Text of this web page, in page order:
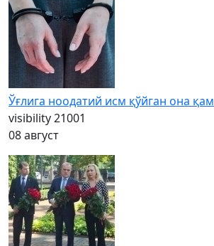
Ўғлига ноодатий исм қўйган она
visibility21001
08 август